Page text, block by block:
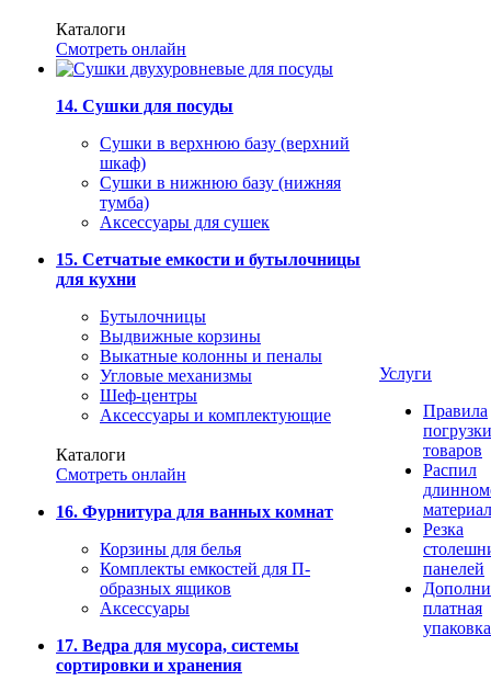
Каталоги
Смотреть онлайн
14. Сушки для посуды
Сушки в верхнюю базу (верхний
шкаф)
Сушки в нижнюю базу (нижняя
тумба)
Аксессуары для сушек
15. Сетчатые емкости и бутылочницы
для кухни
Бутылочницы
Выдвижные корзины
Выкатные колонны и пеналы
Угловые механизмы
Шеф-центры
Аксессуары и комплектующие
Каталоги
Смотреть онлайн
16. Фурнитура для ванных комнат
Корзины для белья
Комплекты емкостей для П-
образных ящиков
Аксессуары
17. Ведра для мусора, системы
сортировки и хранения
Услуги
Правила
погрузки
товаров
Распил
Резка
панелей
платная
упаковка